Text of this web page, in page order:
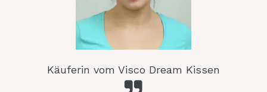
Käuferin vom Visco Dream Kissen